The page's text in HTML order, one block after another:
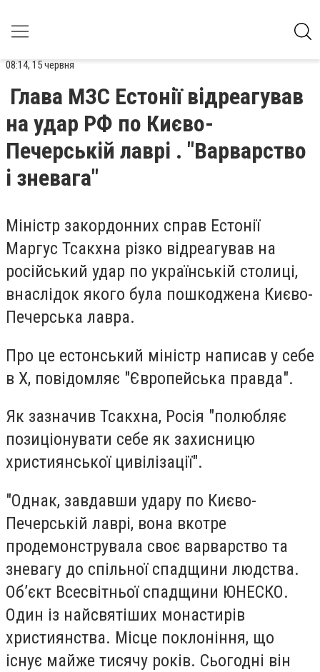
08:14, 15 червня
Глава МЗС Естонії відреагував
на удар РФ по Києво-
Печерській лаврі . "Варварство
і зневага"
Міністр закордонних справ Естонії
Маргус Тсакхна різко відреагував на
російський удар по українській столиці,
внаслідок якого була пошкоджена Києво-
Печерська лавра.
Про це естонський міністр написав у себе
в Х, повідомляє "Європейська правда".
Як зазначив Тсакхна, Росія "полюбляє
позиціонувати себе як захисницю
християнської цивілізації".
"Однак, завдавши удару по Києво-
Печерській лаврі, вона вкотре
продемонструвала своє варварство та
зневагу до спільної спадщини людства.
Об’єкт Всесвітньої спадщини ЮНЕСКО.
Один із найсвятіших монастирів
християнства. Місце поклоніння, що
існує майже тисячу років. Сьогодні він